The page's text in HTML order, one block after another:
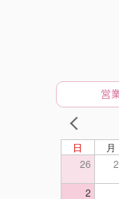
営
日 月
26
2